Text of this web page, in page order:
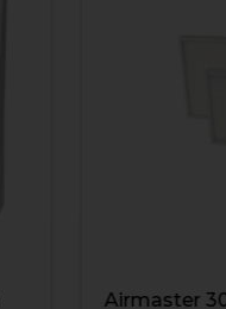
Airmaster